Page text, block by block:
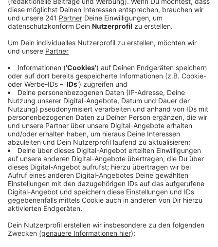
Veröffentlicht:Montag, 06.02.2023 11:08
Fahrradfahrer sollen auf der Lohrstraße Vorrang
bekommen, um den Straßenverkehr vor den Schulen zu
beruhigen. Die Hoffnung der Politiker: weniger Autos
und vor allem weniger Elterntaxis, damit die Kinder
sicher mit dem Fahrrad oder auch zu Fuß zur Schule
kommen. Die Stadt soll jetzt prüfen, ob sich das
realisieren lässt.
Anzeige
Weitere Meldungen aus Leverkusen
Anzeige